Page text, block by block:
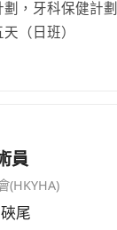
，牙科保健計劃
（日班）
員
(HKYHA)
尾